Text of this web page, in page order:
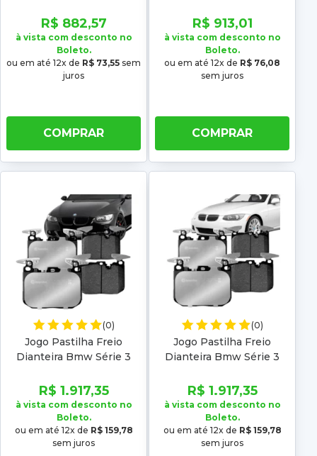
Low metal
R$ 882,57
à vista com desconto no
Boleto.
ou em até 12x de R$ 73,55 sem
juros
COMPRAR
2016 Low metal
R$ 913,01
à vista com desconto no
Boleto.
ou em até 12x de R$ 76,08
sem juros
COMPRAR
(0)
Jogo Pastilha Freio
Dianteira Bmw Série 3
2010 2011 2012 2013 2014
Low metal
R$ 1.917,35
à vista com desconto no
Boleto.
ou em até 12x de R$ 159,78
sem juros
(0)
Jogo Pastilha Freio
Dianteira Bmw Série 3
2015 Low metal
R$ 1.917,35
à vista com desconto no
Boleto.
ou em até 12x de R$ 159,78
sem juros